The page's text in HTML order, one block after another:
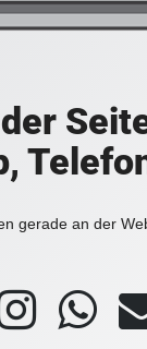
gerade an der